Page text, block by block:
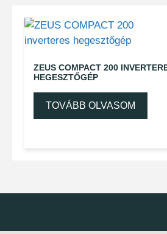
ZEUS COMPACT 200
HEGESZTŐGÉP
TOVÁBB OLVASOM